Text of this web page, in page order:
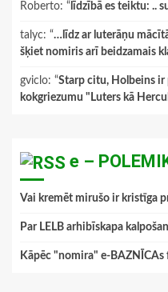
Roberto: “ līdzībā es teiktu: ..
talyc: “…līdz ar luterāņu
šķiet nomiris arī beidzamais
gviclo: “Starp citu, Holbeins ir
kokgriezumu "Luters kā
e –
Vai kremēt mirušo ir kristīga
Par LELB arhibīskapa
Kāpēc "nomira" e-BAZNĪCAs